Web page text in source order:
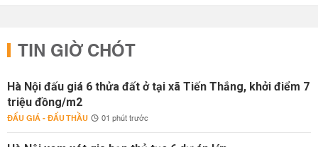
TIN GIỜ CHÓT
Hà Nội đấu giá 6 thửa đất ở tại xã Tiến Thắng, khởi điểm 7
triệu đồng/m2
ĐẤU GIÁ - ĐẤU THẦU 01 phút trước